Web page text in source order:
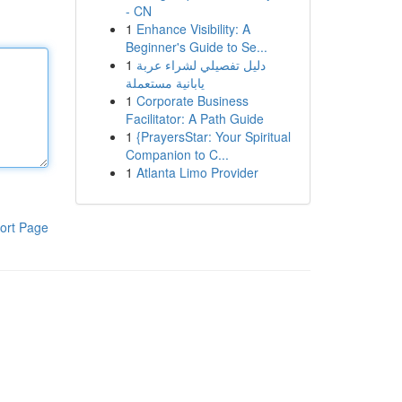
Page
- CN
1 Enhance Visibility: A
Beginner's Guide to Se...
1 دليل تفصيلي لشراء عربة
يابانية مستعملة
1 Corporate Business
Facilitator: A Path Guide
1 {PrayersStar: Your Spiritual
Companion to C...
1 Atlanta Limo Provider